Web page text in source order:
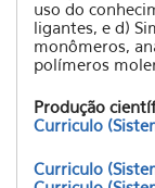
uso do
ligantes, e d)
monômeros,
polímeros
Produção
Curriculo
Curriculo